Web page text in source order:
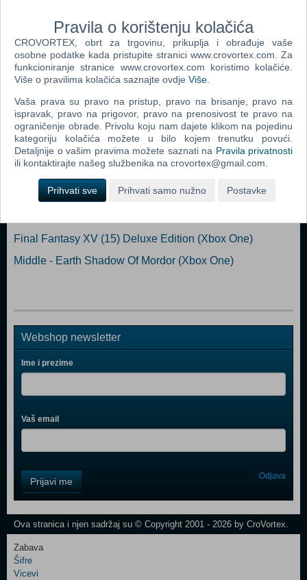
Dodaj u košaricu
Popularno
Fallout 4 (ENG/ARABIC) (N) (Xbox One)
Dragon Age Inquisition (N) (Xbox One)
Diablo III (3) Reaper of Souls Ultimate Evil Edition (N)
(Xbox One)
Final Fantasy XV (15) Deluxe Edition (Xbox One)
Middle - Earth Shadow Of Mordor (Xbox One)
Webshop newsletter
Ime i prezime
Vaš email
Field
One
Newsletter
Control
Prijavi me Odjava
Ova stranica i njen sadržaj su © Copyright 2001 - 2026 by CroVortex.
Zabava
Šifre
Vicevi
Pravila o korištenju kolačića
CROVORTEX, obrt za trgovinu, prikuplja i obrađuje vaše
osobne podatke kada pristupite stranici www.crovortex.com. Za
funkcioniranje stranice www.crovortex.com koristimo kolačiće.
Više o pravilima kolačića saznajte ovdje Više
Vaša prava su pravo na pristup, pravo na brisanje, pravo na
ispravak, pravo na prigovor, pravo na prenosivost te pravo na
ograničenje obrade. Privolu koju nam dajete klikom na pojedinu
kategoriju kolačića možete u bilo kojem trenutku povući.
Detaljnije o vašim pravima možete saznati na Pravila privatnosti
ili kontaktirajte našeg službenika na crovortex@gmail.com.
Prihvati sve Prihvati samo nužno Postavke